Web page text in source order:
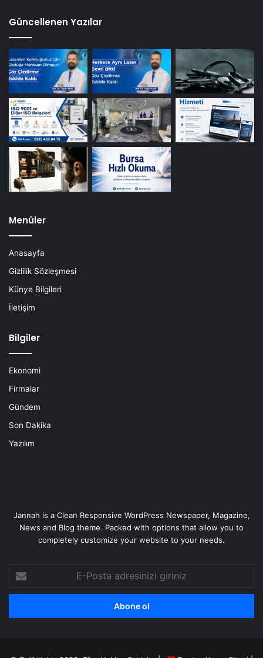
Güncellenen Yazılar
Menüler
Anasayfa
Gizlilik Sözleşmesi
Künye Bilgileri
İletişim
Bilgiler
Ekonomi
Firmalar
Gündem
Son Dakika
Yazılım
Jannah is a Clean Responsive WordPress Newspaper, Magazine,
News and Blog theme. Packed with options that allow you to
completely customize your website to your needs.
Posta
adresinizi